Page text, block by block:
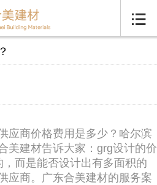

应商价格费用是多少？哈尔滨
美建材告诉大家：grg设计的价
而是能否设计出有多面积的
应商。广东合美建材的服务案